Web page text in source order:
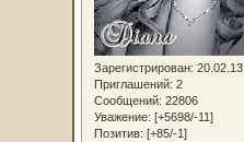
Зарегистрирован: 20.02.13
Приглашений: 2
Сообщений: 22806
Уважение: [+5698/-11]
Позитив: [+85/-1]